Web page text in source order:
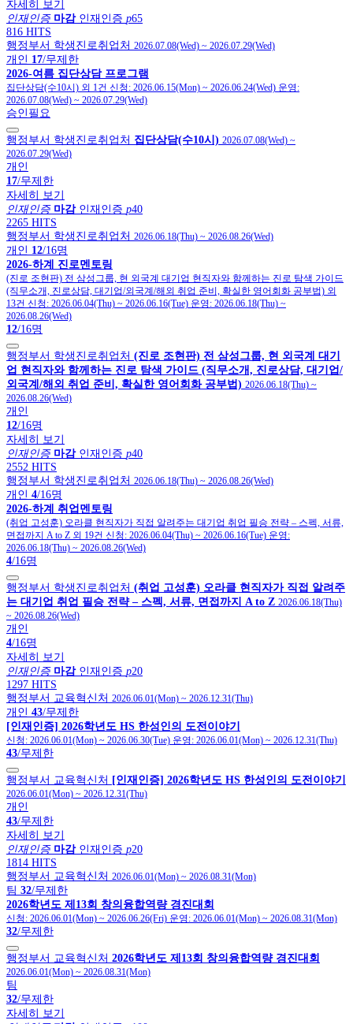
자세히 보기
인재인증 마감 인재인증 p65
816 HITS
행정부서 학생진로취업처 2026.07.08(Wed) ~ 2026.07.29(Wed)
개인 17/무제한
2026-여름 집단상담 프로그램
집단상담(수10시) 외 1건 신청: 2026.06.15(Mon) ~ 2026.06.24(Wed) 운영:
2026.07.08(Wed) ~ 2026.07.29(Wed)
승인필요
행정부서 학생진로취업처 집단상담(수10시) 2026.07.08(Wed) ~
2026.07.29(Wed)
개인
17/무제한
자세히 보기
인재인증 마감 인재인증 p40
2265 HITS
행정부서 학생진로취업처 2026.06.18(Thu) ~ 2026.08.26(Wed)
개인 12/16명
2026-하계 진로멘토링
(진로 조현판) 전 삼성그룹, 현 외국계 대기업 현직자와 함께하는 진로 탐색 가이드
(직무소개, 진로상담, 대기업/외국계/해외 취업 준비, 확실한 영어회화 공부법) 외
13건 신청: 2026.06.04(Thu) ~ 2026.06.16(Tue) 운영: 2026.06.18(Thu) ~
2026.08.26(Wed)
12/16명
행정부서 학생진로취업처 (진로 조현판) 전 삼성그룹, 현 외국계 대기
업 현직자와 함께하는 진로 탐색 가이드 (직무소개, 진로상담, 대기업/
외국계/해외 취업 준비, 확실한 영어회화 공부법) 2026.06.18(Thu) ~
2026.08.26(Wed)
개인
12/16명
자세히 보기
인재인증 마감 인재인증 p40
2552 HITS
행정부서 학생진로취업처 2026.06.18(Thu) ~ 2026.08.26(Wed)
개인 4/16명
2026-하계 취업멘토링
(취업 고성훈) 오라클 현직자가 직접 알려주는 대기업 취업 필승 전략 – 스펙, 서류,
면접까지 A to Z 외 19건 신청: 2026.06.04(Thu) ~ 2026.06.16(Tue) 운영:
2026.06.18(Thu) ~ 2026.08.26(Wed)
4/16명
행정부서 학생진로취업처 (취업 고성훈) 오라클 현직자가 직접 알려주
는 대기업 취업 필승 전략 – 스펙, 서류, 면접까지 A to Z 2026.06.18(Thu)
~ 2026.08.26(Wed)
개인
4/16명
자세히 보기
인재인증 마감 인재인증 p20
1297 HITS
행정부서 교육혁신처 2026.06.01(Mon) ~ 2026.12.31(Thu)
개인 43/무제한
[인재인증] 2026학년도 HS 한성인의 도전이야기
신청: 2026.06.01(Mon) ~ 2026.06.30(Tue) 운영: 2026.06.01(Mon) ~ 2026.12.31(Thu)
43/무제한
행정부서 교육혁신처 [인재인증] 2026학년도 HS 한성인의 도전이야기
2026.06.01(Mon) ~ 2026.12.31(Thu)
개인
43/무제한
자세히 보기
인재인증 마감 인재인증 p20
1814 HITS
행정부서 교육혁신처 2026.06.01(Mon) ~ 2026.08.31(Mon)
팀 32/무제한
2026학년도 제13회 창의융합역량 경진대회
신청: 2026.06.01(Mon) ~ 2026.06.26(Fri) 운영: 2026.06.01(Mon) ~ 2026.08.31(Mon)
32/무제한
행정부서 교육혁신처 2026학년도 제13회 창의융합역량 경진대회
2026.06.01(Mon) ~ 2026.08.31(Mon)
팀
32/무제한
자세히 보기